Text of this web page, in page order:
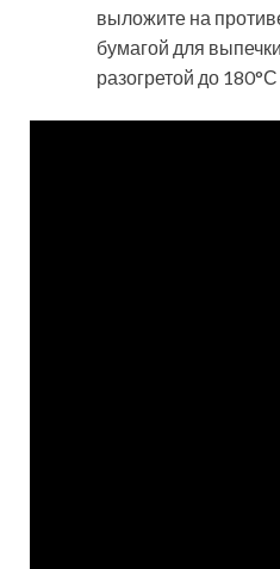
выложите на
бумагой для
разогретой до